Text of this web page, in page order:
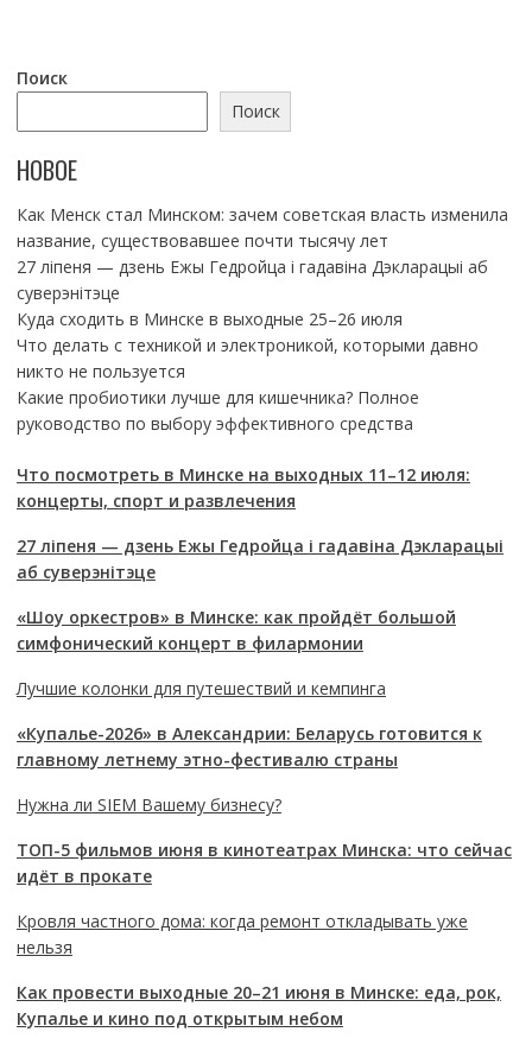
Поиск
Поиск
НОВОЕ
Как Менск стал Минском: зачем советская власть изменила
название, существовавшее почти тысячу лет
27 ліпеня — дзень Ежы Гедройца і гадавіна Дэкларацыі аб
суверэнітэце
Куда сходить в Минске в выходные 25–26 июля
Что делать с техникой и электроникой, которыми давно
никто не пользуется
Какие пробиотики лучше для кишечника? Полное
руководство по выбору эффективного средства
Что посмотреть в Минске на выходных 11–12 июля:
концерты, спорт и развлечения
27 ліпеня — дзень Ежы Гедройца і гадавіна Дэкларацыі
аб суверэнітэце
«Шоу оркестров» в Минске: как пройдёт большой
симфонический концерт в филармонии
Лучшие колонки для путешествий и кемпинга
«Купалье-2026» в Александрии: Беларусь готовится к
главному летнему этно-фестивалю страны
Нужна ли SIEM Вашему бизнесу?
ТОП-5 фильмов июня в кинотеатрах Минска: что сейчас
идёт в прокате
Кровля частного дома: когда ремонт откладывать уже
нельзя
Как провести выходные 20–21 июня в Минске: еда, рок,
Купалье и кино под открытым небом